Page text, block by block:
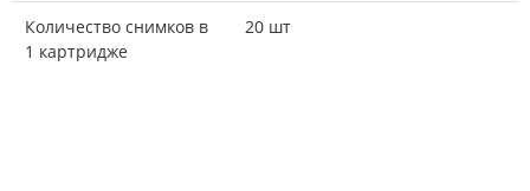
Количество снимков в
1 картридже
20 шт